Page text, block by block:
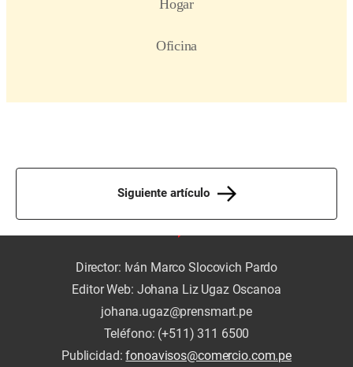
Siguiente artículo
Director: Iván Marco Slocovich Pardo
Editor Web: Johana Liz Ugaz Oscanoa
johana.ugaz@prensmart.pe
Teléfono: (+511) 311 6500
Publicidad:fonoavisos@comercio.com.pe